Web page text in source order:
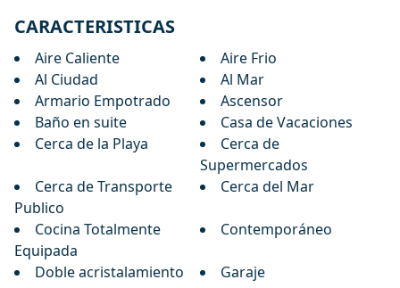
CARACTERISTICAS
Aire Caliente
Aire Frio
Al Ciudad
Al Mar
Armario Empotrado
Ascensor
Baño en suite
Casa de Vacaciones
Cerca de la Playa
Cerca de
Supermercados
Cerca de Transporte
Publico
Cerca del Mar
Cocina Totalmente
Equipada
Contemporáneo
Doble acristalamiento
Garaje